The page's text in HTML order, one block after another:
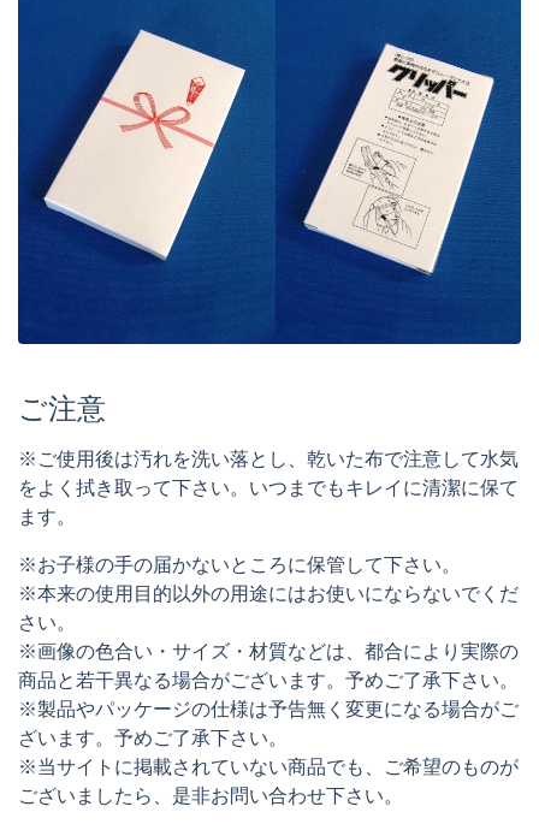
ご注意
※ご使用後は汚れを洗い落とし、乾いた布で注意して水気
をよく拭き取って下さい。いつまでもキレイに清潔に保て
ます。
※お子様の手の届かないところに保管して下さい。
※本来の使用目的以外の用途にはお使いにならないでくだ
さい。
※画像の色合い・サイズ・材質などは、都合により実際の
商品と若干異なる場合がございます。予めご了承下さい。
※製品やパッケージの仕様は予告無く変更になる場合がご
ざいます。予めご了承下さい。
※当サイトに掲載されていない商品でも、ご希望のものが
ございましたら、是非お問い合わせ下さい。